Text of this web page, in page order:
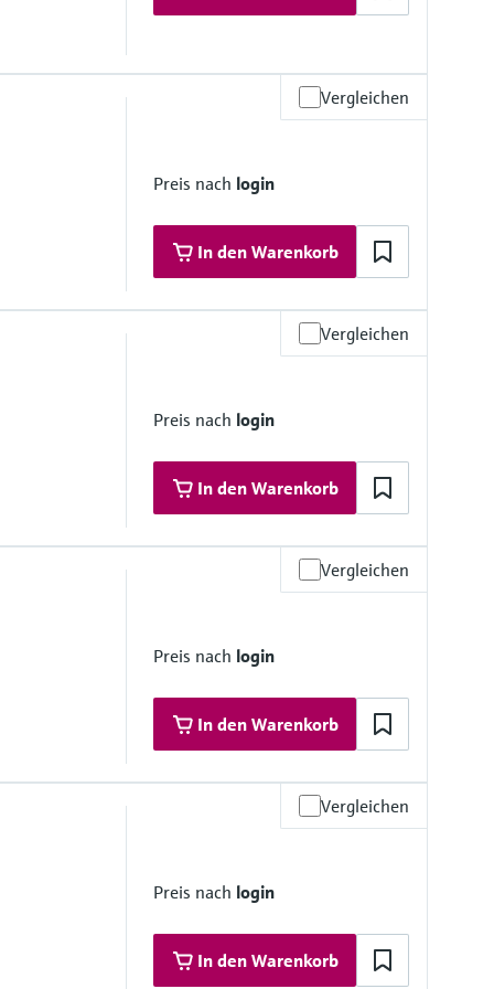
von Material, Nennweite und Prozessanschluss
Vergleichen
Preis nach login
In den Warenkorb
Vergleichen
Preis nach login
In den Warenkorb
Vergleichen
Preis nach login
In den Warenkorb
Vergleichen
Preis nach login
In den Warenkorb